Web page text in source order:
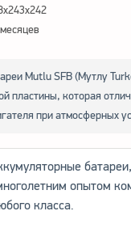
Mutlu SFB (Мутлу
пластины, которая
при атмосферных
опытом
класса.